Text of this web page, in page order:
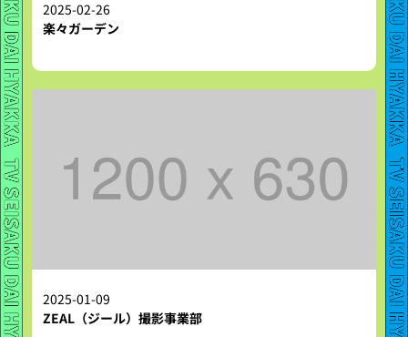
2025-02-26
楽々ガーデン
2025-01-09
ZEAL（ジール）撮影事業部